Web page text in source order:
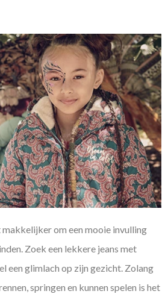
om een mooie invulling
Zoek een lekkere jeans met
een glimlach op zijn gezicht. Zolang
springen en kunnen spelen is het